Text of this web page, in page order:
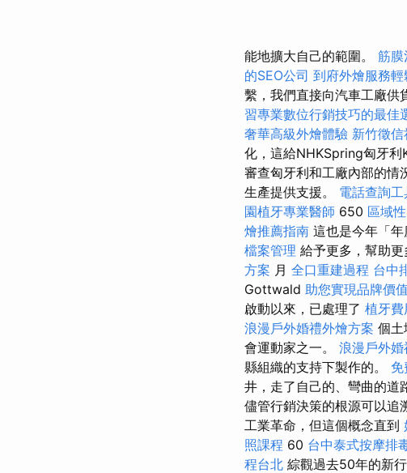
能地擴大自己的範圍。 筋膜
的SEO公司 到府外燴服務輕
繫，我們直接向汽車工廠供
習專業數位行銷技巧的最佳
奢華高級外燴體驗 新竹徵
化，這給NHKSpring匈牙利
審查匈牙利和工廠內部的情
生產提供支援。 電話查詢工
園植牙專業醫師 650 區域
燴推薦指南 這也是今年「年
檔案管理 給予更多，幫助更
方案 月 全口重建過程 台中
Gottwald 助您實現品牌價
啟動以來，已處理了 植牙
浪漫戶外婚禮外燴方案 個土
會運動家之一。 浪漫戶外婚
縣組織的支持下製作的。
井，走了自己的、彎曲的道
儘管行銷決策的根源可以追
工業革命，但這個概念直到
照課程 60 台中泰式按摩排
程台北 綜觀過去50年的新